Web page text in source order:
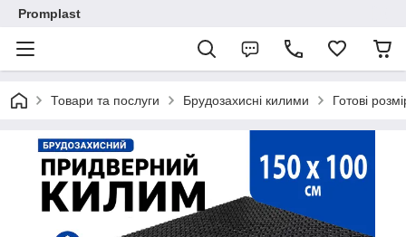
Promplast
Товари та послуги Брудозахисні килими Готові